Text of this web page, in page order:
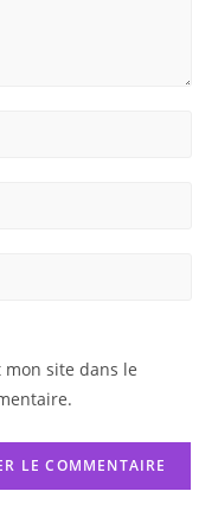
site dans le